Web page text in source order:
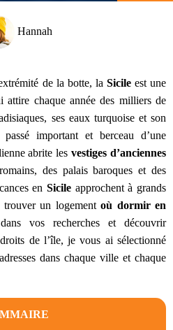
Hannah
de la botte, la Sicileest une
attire chaque année des milliers de
ses eaux turquoise et son
important et berceau d’une
abrite lesvestiges d’anciennes
des palais baroques et des
en Sicile approchent à grands
trouver un logementoù dormir en
vos recherches et découvrir
de l’île, je vous ai sélectionné
dans chaque ville et chaque